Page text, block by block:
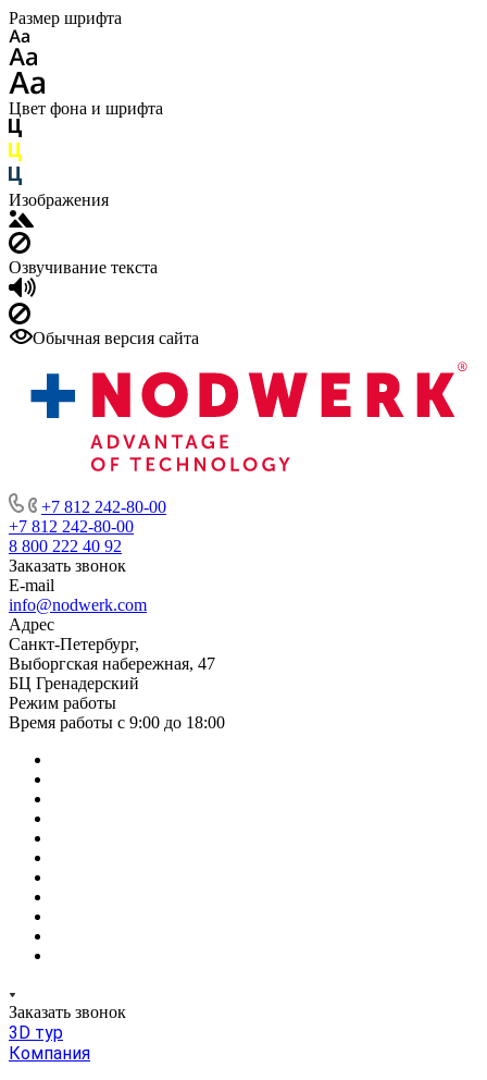
Размер шрифта
Цвет фона и шрифта
Изображения
Озвучивание текста
Обычная версия сайта
+7 812 242-80-00
+7 812 242-80-00
8 800 222 40 92
Заказать звонок
E-mail
info@nodwerk.com
Адрес
Санкт-Петербург,
Выборгская набережная, 47
БЦ Гренадерский
Режим работы
Время работы с 9:00 до 18:00
Заказать звонок
3D тур
Компания